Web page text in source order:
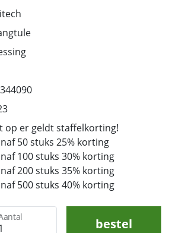
op er geldt staffelkorting!
50 stuks 25% korting
100 stuks 30% korting
200 stuks 35% korting
500 stuks 40% korting
bestel